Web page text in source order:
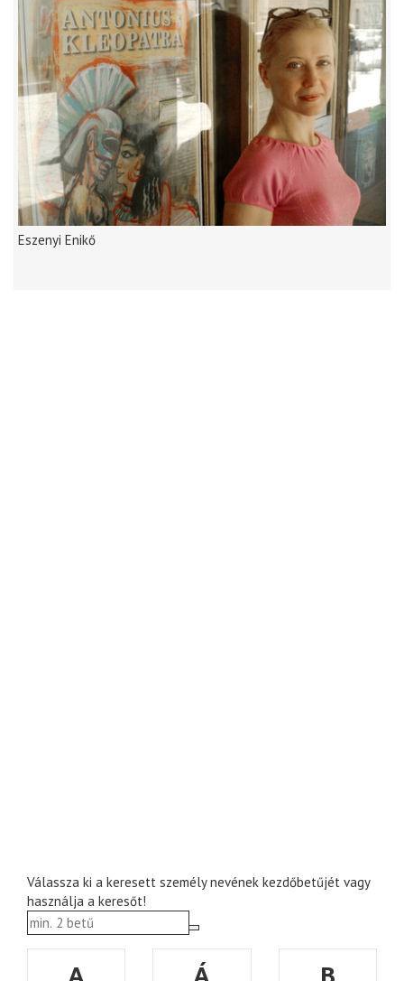
Eszenyi Enikő
Válassza ki a keresett személy nevének kezdőbetűjét vagy
használja a keresőt!